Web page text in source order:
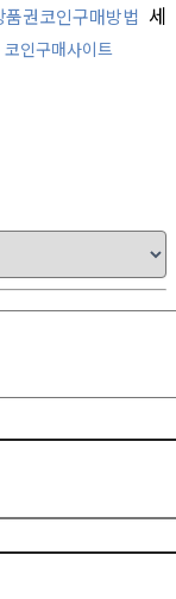
품권코인구매방법 세
코인구매사이트